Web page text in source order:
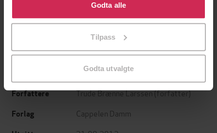
bruke cookies for alle disse formålene. Du kan også
tilpasse ditt samtykke til spesifikke formål ved å klikke
Godta alle
Tilpass
Godta utvalgte
Hjertets stemme
Det nye livet
Forfattere Trude Brænne Larssen(forfatter)
Forlag Cappelen Damm